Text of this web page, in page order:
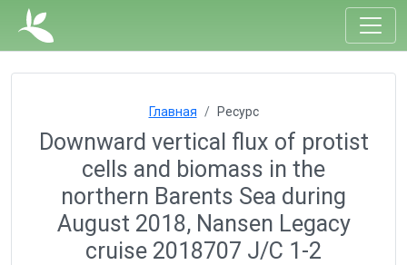
Главная Ресурс
Downward vertical flux of protist
cells and biomass in the
northern Barents Sea during
August 2018, Nansen Legacy
cruise 2018707 J/C 1-2